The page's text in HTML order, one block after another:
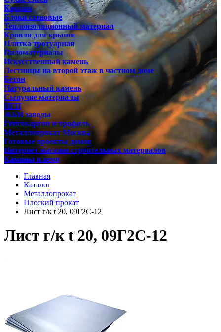
Кирпич
Блоки стеновые
Теплоизоляционный материал
Кровля для крыши
Плитка тротуарная
Пиломатериалы
Искусственный камень
Лестницы на второй этаж в частном доме
Бетон
Натуральный камень
Сыпучие материалы
ПГП
ЖБИ заводы
Гипсокартон и профиль
Металлопрокат Москва
Готовые проекты домов
Интернет магазин строительных материалов
Камины и печи
Главная
Каталог
Металлопрокат
Плоский прокат
Лист г/к t 20, 09Г2С-12
Лист г/к t 20, 09Г2С-12